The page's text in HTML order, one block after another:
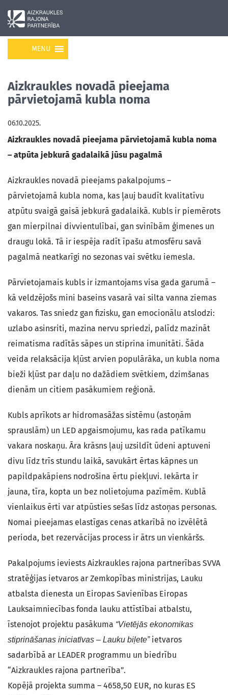
MENU
Aizkraukles novadā pieejama
pārvietojamā kubla noma
06.10.2025.
Aizkraukles novadā pieejama pārvietojamā kubla noma
– atpūta jebkurā gadalaikā jūsu pagalmā
Aizkraukles novadā pieejams pakalpojums –
pārvietojamā kubla noma, kas ļauj baudīt kvalitatīvu
atpūtu svaigā gaisā jebkurā gadalaikā. Kubls ir piemērots
gan mierpilnai divvientulībai, gan svinībām ģimenes un
draugu lokā. Tā ir iespēja radīt īpašu atmosfēru savā
pagalmā neatkarīgi no sezonas vai svētku iemesla.
Pārvietojamais kubls ir izmantojams visa gada garumā –
kā veldzējošs mini baseins vasarā vai silta vanna ziemas
vakaros. Tas sniedz gan fizisku, gan emocionālu atslodzi:
uzlabo asinsriti, mazina nervu spriedzi, palīdz mazināt
reimatisma radītās sāpes un stiprina imunitāti. Šāda
veida relaksācija kļūst arvien populārāka, un kubla noma
bieži kļūst par daļu no dažādiem svētkiem, dzimšanas
dienām un citiem pasākumiem reģionā.
Kubls aprīkots ar hidromasāžas sistēmu (astoņām
sprauslām) un LED apgaismojumu, kas rada patīkamu
vakara noskaņu. Āra krāsns ļauj uzsildīt ūdeni aptuveni
divu līdz trīs stundu laikā, savukārt ērtas kāpnes un
papildpakāpiens nodrošina ērtu piekļuvi. Iekārta ir
jauna, tīra, kopta un bez nolietojuma pazīmēm. Kublā
vienlaikus ērti var atpūsties sešas līdz astoņas personas.
Nomai pieejamas elastīgas cenas atkarībā no izvēlētā
perioda, bet rezervācijas process ir ātrs un vienkāršs.
Pakalpojums ieviests Aizkraukles rajona partnerības SVVA
stratēģijas ietvaros ar Zemkopības ministrijas, Lauku
atbalsta dienesta un Eiropas Savienības Eiropas
Lauksaimniecības fonda lauku attīstībai atbalstu,
īstenojot projektu pasākuma “Vietējās ekonomikas
stiprināšanas iniciatīvas – Lauku biļete”ietvaros
sadarbībā ar LEADER programmu un biedrību
“Aizkraukles rajona partnerība”.
Kopējā projekta summa – 4658,50 EUR, no kuras ES